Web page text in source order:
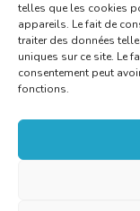
telles que les cookies
appareils. Le fait de
traiter des données
uniques sur ce site. Le
consentement peut
fonctions.